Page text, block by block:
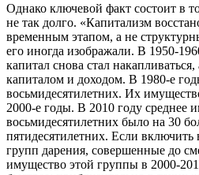
Однако ключевой факт состоит в
не так долго. «Капитализм
временным этапом, а не
его иногда изображали. В 1950-
капитал снова стал
капиталом и доходом. В 1980-е
восьмидесятилетних. Их
2000-е годы. В 2010 году среднее
восьмидесятилетних было на 30
пятидесятилетних. Если
групп дарения, совершенные до
имущество этой группы в 2000-